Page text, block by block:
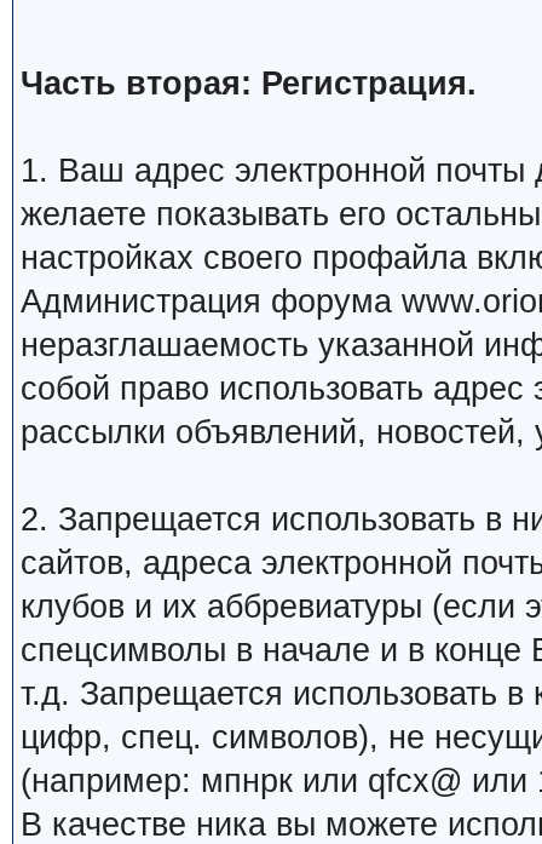
Часть вторая: Регистрация.
1. Ваш адрес электронной
желаете показывать его
настройках своего профайла
Администрация форума
неразглашаемость указанной
собой право использовать
рассылки объявлений, новостей,
2. Запрещается использовать в
сайтов, адреса электронной
клубов и их аббревиатуры (если
спецсимволы в начале и в
т.д. Запрещается использовать
цифр, спец. символов), не
(например: мпнрк или qfcx@ или
В качестве ника вы можете